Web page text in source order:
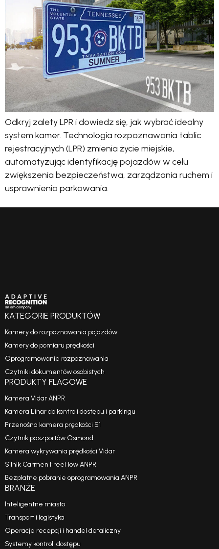
Odkryj zalety LPR i dowiedz się, jak wybrać idealny
system kamer. Technologia rozpoznawania tablic
rejestracyjnych (LPR) zmienia życie miejskie,
automatyzując identyfikację pojazdów w celu
zwiększenia bezpieczeństwa, zarządzania ruchem i
usprawnienia parkowania.
KATEGORIE PRODUKTÓW
Kamery do rozpoznawania pojazdów
Kamery do pomiaru prędkości
Oprogramowanie rozpoznawania
Czytniki dokumentów osobistych
PRODUKTY FLAGOWE
Kamera Vidar ANPR
Kamera Einar do kontroli dostępu i parkingu
Przenośna kamera prędkości S1
Czytnik paszportów Osmond
Kamera wykrywania prędkości Vidar
Silnik Carmen FreeFlow ANPR
Bezpłatne pobranie oprogramowania ANPR
BRANŻE
Inteligentne miasto
Transport i logistyka
Operacje recepcji i handel detaliczny
Systemy kontroli dostępu